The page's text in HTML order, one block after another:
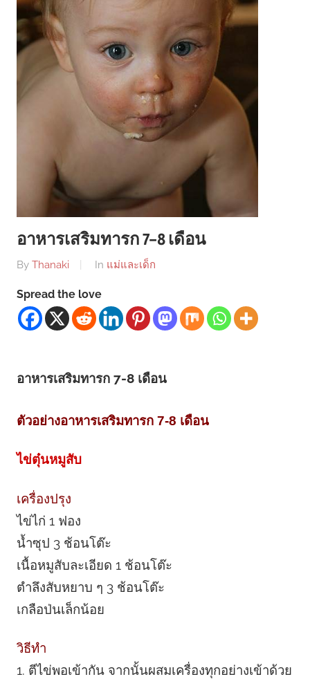
อาหารเสริมทารก 7-8 เดือน
By Thanaki In แม่และเด็ก
Spread the love
อาหารเสริมทารก 7-8 เดือน
ตัวอย่างอาหารเสริมทารก 7-8 เดือน
ไข่ตุ๋นหมูสับ
เครื่องปรุง
ไข่ไก่ 1 ฟอง
น้ำซุป 3 ช้อนโต๊ะ
เนื้อหมูสับละเอียด 1 ช้อนโต๊ะ
ตำลึงสับหยาบ ๆ 3 ช้อนโต๊ะ
เกลือป่นเล็กน้อย
วิธีทำ
1. ตีไข่พอเข้ากัน จากนั้นผสมเครื่องทุกอย่างเข้าด้วย